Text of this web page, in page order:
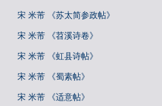
宋 米芾 《苏太简参政帖》
宋 米芾 《苕溪诗卷》
宋 米芾 《虹县诗帖》
宋 米芾 《蜀素帖》
宋 米芾 《适意帖》